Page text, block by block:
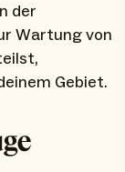
der
Wartung von
Gebiet.